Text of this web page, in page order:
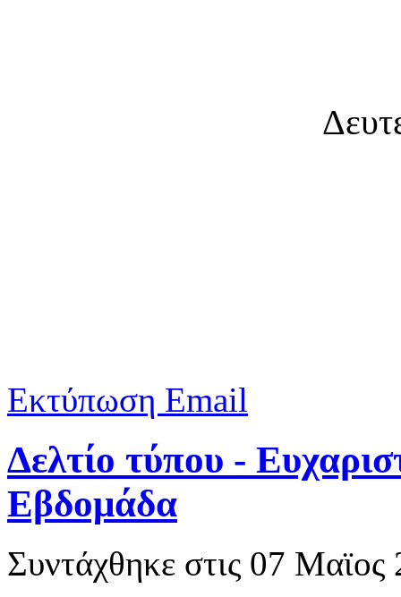
Εκτύπωση Email
Δελτίο τύπου -
Εβδομάδα
Συντάχθηκε στις 07 Μαϊος